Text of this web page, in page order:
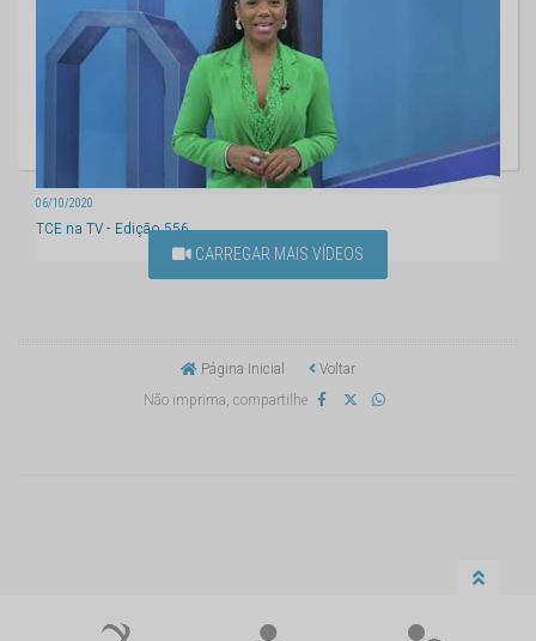
06/10/2020
TCE na TV - Edição 556
CARREGAR MAIS VÍDEOS
Página Inicial
Voltar
Não imprima, compartilhe